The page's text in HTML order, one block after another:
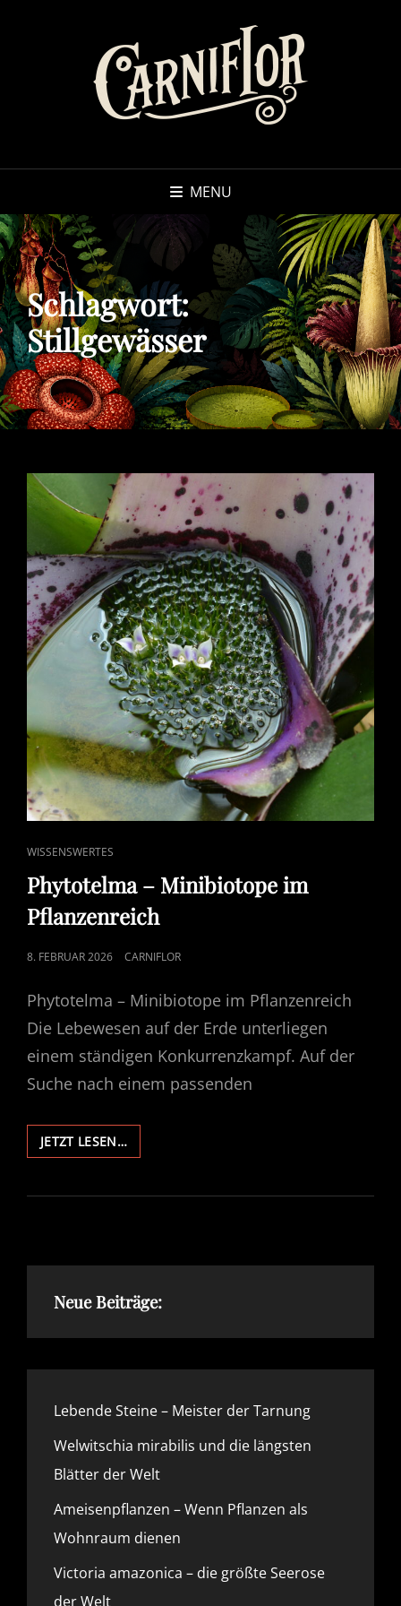
MENU
Schlagwort:
Stillgewässer
CAT
LINKS
WISSENSWERTES
Phytotelma – Minibiotope im
Pflanzenreich
POSTED
8. FEBRUAR 2026 CARNIFLOR
Phytotelma – Minibiotope im Pflanzenreich
Die Lebewesen auf der Erde unterliegen
einem ständigen Konkurrenzkampf. Auf der
Suche nach einem passenden
JETZT LESEN…PHYTOTELMA
–
IM
Neue Beiträge:
Lebende Steine – Meister der Tarnung
Welwitschia mirabilis und die längsten
Blätter der Welt
Ameisenpflanzen – Wenn Pflanzen als
Wohnraum dienen
Victoria amazonica – die größte Seerose
der Welt